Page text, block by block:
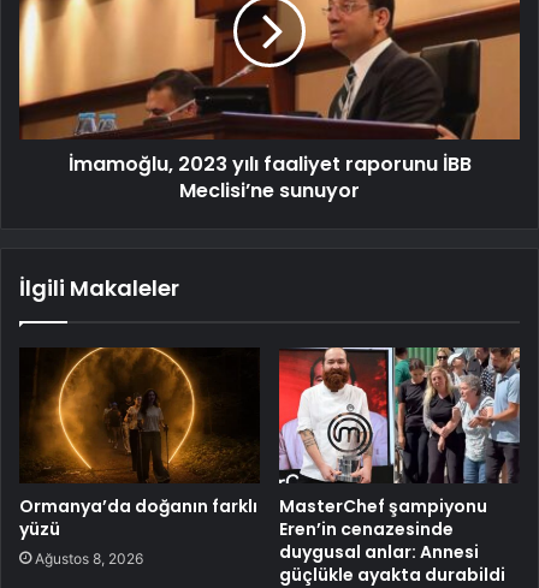
İmamoğlu, 2023 yılı faaliyet raporunu İBB
Meclisi’ne sunuyor
İlgili Makaleler
Ormanya’da doğanın farklı
yüzü
Ağustos 8, 2026
MasterChef şampiyonu
Eren’in cenazesinde
duygusal anlar: Annesi
güçlükle ayakta durabildi